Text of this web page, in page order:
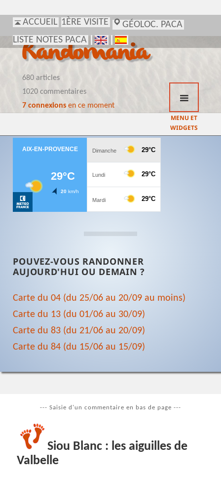
ACCUEIL 1ÈRE VISITE
GÉOLOC. PACA
LISTE NOTES PACA
Randomania
680 articles
1020 commentaires
7 connexionsen ce moment
MENU ET
WIDGETS
POUVEZ-VOUS RANDONNER
AUJOURD'HUI OU DEMAIN ?
Carte du 04 (du 25/06 au 20/09 au moins)
Carte du 13 (du 01/06 au 30/09)
Carte du 83 (du 21/06 au 20/09)
Carte du 84 (du 15/06 au 15/09)
--- Saisie d'un commentaire en bas de page ---
Siou Blanc : les aiguilles de
Valbelle